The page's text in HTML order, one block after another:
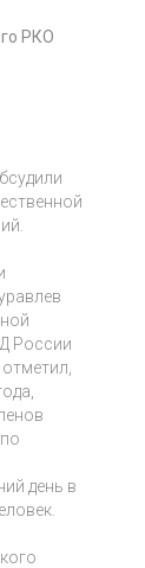
РКО
России
день в